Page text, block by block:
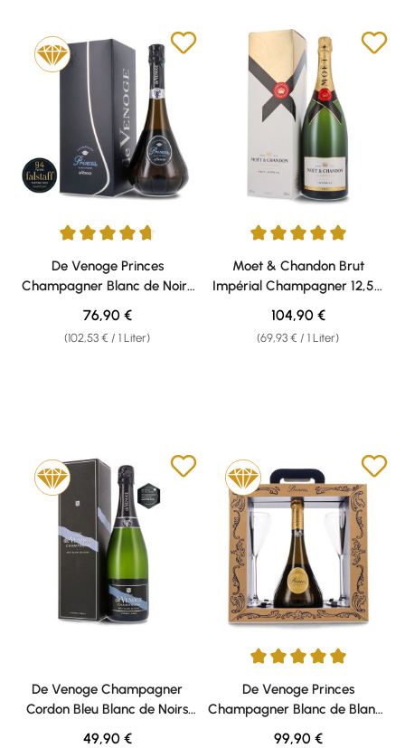
Durchschnittliche Bewertung von 4.75 von 5 Sternen
De Venoge Princes
Champagner Blanc de Noirs
12% vol. 0,75l Geschenkkarton
(102,53 € / 1 Liter)
Regulärer Preis:
76,90 €
Durchschnittliche Bewertung
Moet & Chandon Brut
Impérial Champagner 12,5%
vol. 1,50l Magnum
Geschenkkarton
(69,93 € / 1 Liter)
Regulärer Preis:
104,90 €
De Venoge Champagner
Cordon Bleu Blanc de Noirs
12% vol. 0,75l Geschenkkarton
Regulärer Preis:
49,90 €
Durchschnittliche Bewertung
De Venoge Princes
Champagner Blanc de Blancs
12% vol. 0,75l Geschenk-Set
Regulärer Preis:
99,90 €